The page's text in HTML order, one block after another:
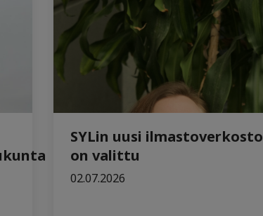
SYLin uusi ilmastoverkosto
on valittu
02.07.2026